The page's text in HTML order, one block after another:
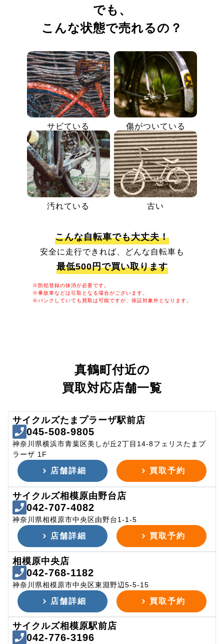
でも、
こんな状態で売れるの？
サビている 傷がついている
汚れている 古い
こんな自転車でも大丈夫！
安全に走行できれば、どんな自転車も
最低500円で買い取ります
※防犯登録の抹消が必要です。
※事故車などは引取となる場合がございます。
※パンクしていても買取は可能ですが、保証対象外となります。
真鶴町付近の
買取対応店舗一覧
サイクルズたまプラーザ駅前店
045-508-9805
神奈川県横浜市青葉区美しが丘2丁目14-8フェリスたまプ
ラーザ 1F
店舗詳細 買取予約
サイクルズ相模原由野台店
042-707-4082
神奈川県相模原市中央区由野台1-1-5
店舗詳細 買取予約
相模原中央店
042-768-1182
神奈川県相模原市中央区東淵野辺5-5-15
店舗詳細 買取予約
サイクルズ相模原駅前店
042-776-3196